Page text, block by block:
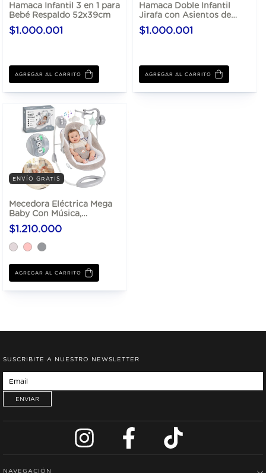
Hamaca Infantil 3 en 1 para
Bebé Respaldo 52x39cm
$1.000.001
Hamaca Doble Infantil
Jirafa con Asientos de
Seguridad 121x95
$1.000.001
ENVÍO GRATIS
Mecedora Eléctrica Mega
Baby Con Música,
Vibración Y Timer
$1.210.000
AGREGAR AL CARRITO
SUSCRIBITE A NUESTRO NEWSLETTER
NAVEGACIÓN